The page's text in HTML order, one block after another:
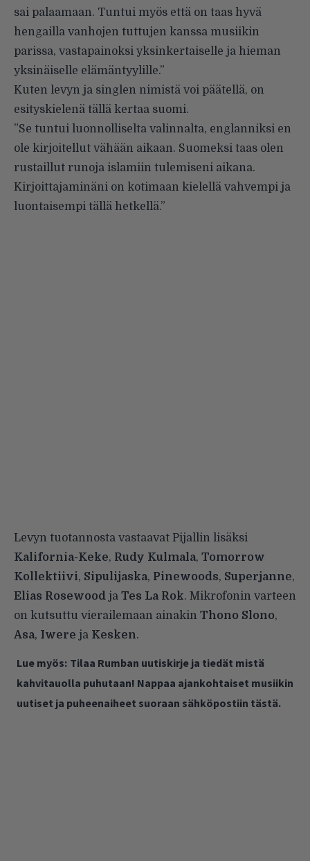
sai palaamaan. Tuntui myös että on taas hyvä
hengailla vanhojen tuttujen kanssa musiikin
parissa, vastapainoksi yksinkertaiselle ja hieman
yksinäiselle elämäntyylille.”
Kuten levyn ja singlen nimistä voi päätellä, on
esityskielenä tällä kertaa suomi.
”Se tuntui luonnolliselta valinnalta, englanniksi en
ole kirjoitellut vähään aikaan. Suomeksi taas olen
rustaillut runoja islamiin tulemiseni aikana.
Kirjoittajaminäni on kotimaan kielellä vahvempi ja
luontaisempi tällä hetkellä.”
Levyn tuotannosta vastaavat Pijallin lisäksi
Kalifornia-Keke, Rudy Kulmala, Tomorrow
Kollektiivi, Sipulijaska, Pinewoods, Superjanne,
Elias Rosewood ja Tes La Rok. Mikrofonin varteen
on kutsuttu vierailemaan ainakin Thono Slono,
Asa, Iwere ja Kesken.
Lue myös: Tilaa Rumban uutiskirje ja tiedät mistä
kahvitauolla puhutaan! Nappaa ajankohtaiset musiikin
uutiset ja puheenaiheet suoraan sähköpostiin tästä.